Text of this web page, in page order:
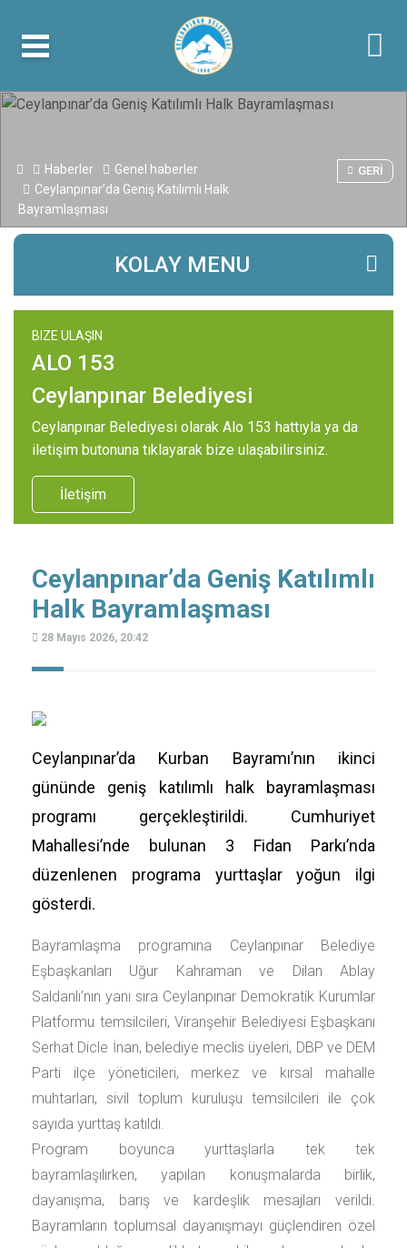
Haberler
Genel haberler
Ceylanpınar’da Geniş Katılımlı Halk
Bayramlaşması
GERI
KOLAY MENU
BIZE ULAŞIN
ALO 153
Ceylanpınar Belediyesi
Ceylanpınar Belediyesi olarak Alo 153 hattıyla ya da
iletişim butonuna tıklayarak bize ulaşabilirsiniz.
İletişim
Ceylanpınar’da Geniş Katılımlı
Halk Bayramlaşması
28 Mayıs 2026, 20:42
Ceylanpınar’da Kurban Bayramı’nın ikinci
gününde geniş katılımlı halk bayramlaşması
programı gerçekleştirildi. Cumhuriyet
Mahallesi’nde bulunan 3 Fidan Parkı’nda
düzenlenen programa yurttaşlar yoğun ilgi
gösterdi.
Bayramlaşma programına Ceylanpınar Belediye
Eşbaşkanları Uğur Kahraman ve Dilan Ablay
Saldanlı’nın yanı sıra Ceylanpınar Demokratik Kurumlar
Platformu temsilcileri, Viranşehir Belediyesi Eşbaşkanı
Serhat Dicle İnan, belediye meclis üyeleri, DBP ve DEM
Parti ilçe yöneticileri, merkez ve kırsal mahalle
muhtarları, sivil toplum kuruluşu temsilcileri ile çok
sayıda yurttaş katıldı.
Program boyunca yurttaşlarla tek tek
bayramlaşılırken, yapılan konuşmalarda birlik,
dayanışma, barış ve kardeşlik mesajları verildi.
Bayramların toplumsal dayanışmayı güçlendiren özel